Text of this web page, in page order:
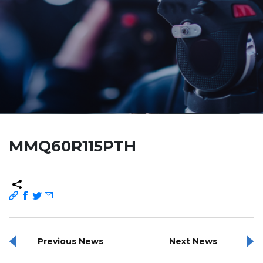
MMQ60R115PTH
Previous News Next News